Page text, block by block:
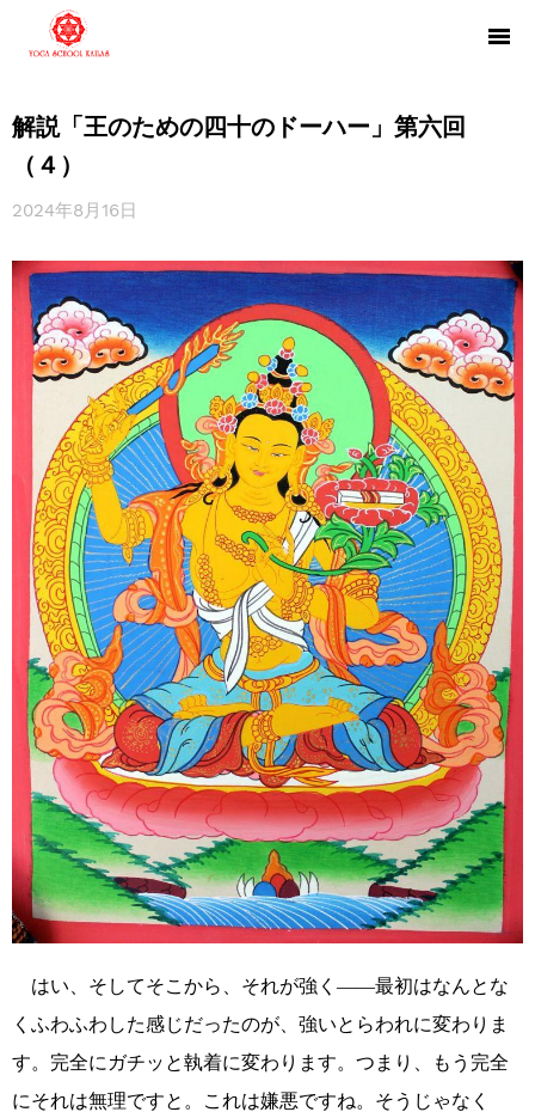
解説「王のための四十のドーハー」第六回
（４）
2024年8月16日
はい、そしてそこから、それが強く――最初はなんとな
くふわふわした感じだったのが、強いとらわれに変わりま
す。完全にガチッと執着に変わります。つまり、もう完全
にそれは無理ですと。これは嫌悪ですね。そうじゃなく